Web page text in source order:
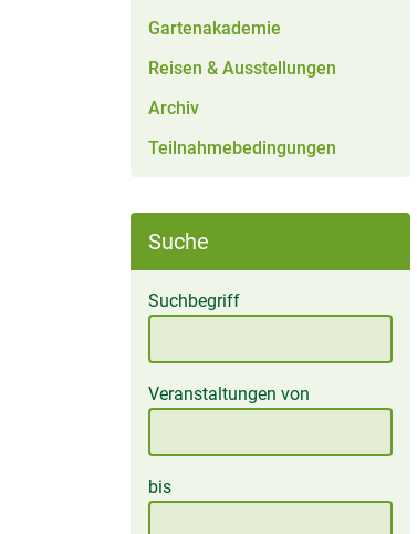
Gartenakademie
Reisen & Ausstellungen
Archiv
Teilnahmebedingungen
Suche
Suchbegriff
Veranstaltungen von
bis